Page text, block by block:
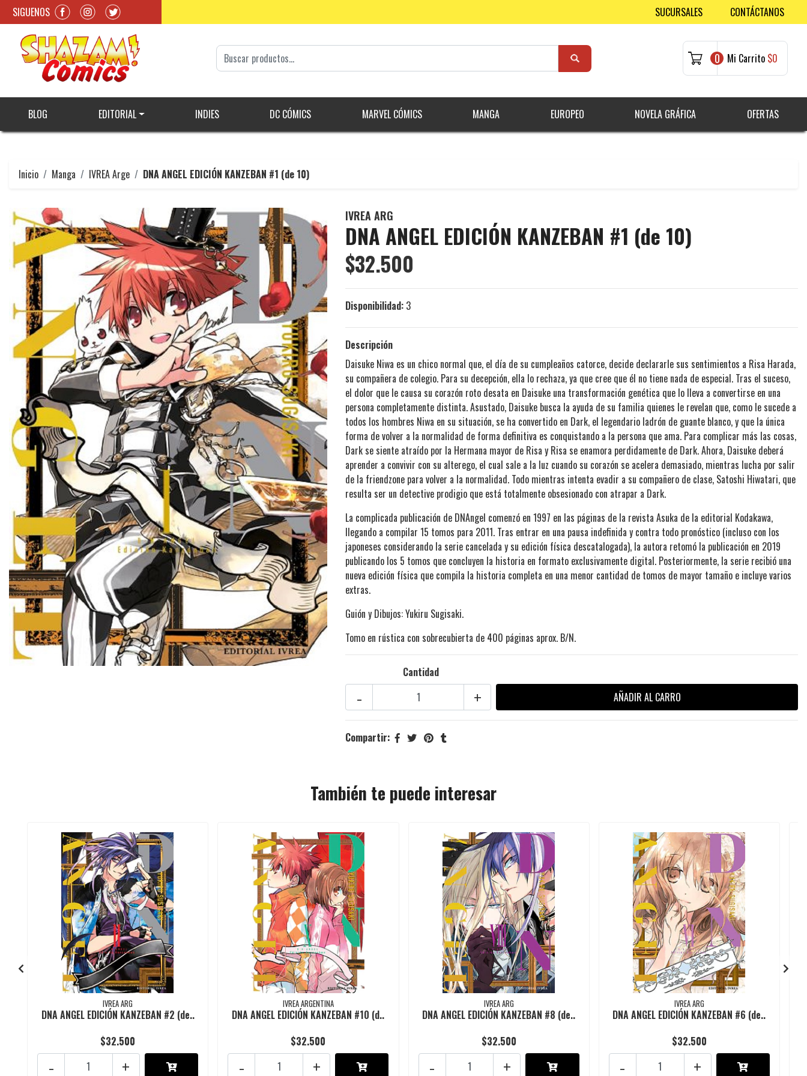
SIGUENOS SUCURSALES CONTÁCTANOS
0 Mi Carrito $0
BLOG EDITORIAL INDIES DC CÓMICS MARVEL CÓMICS MANGA EUROPEO NOVELA GRÁFICA OFERTAS
Inicio Manga IVREA Arge DNA ANGEL EDICIÓN KANZEBAN #1 (de 10)
IVREA ARG
DNA ANGEL EDICIÓN KANZEBAN #1 (de 10)
$32.500
Disponibilidad: 3
Descripción
Daisuke Niwa es un chico normal que, el día de su cumpleaños catorce, decide declararle sus sentimientos a Risa Harada,
su compañera de colegio. Para su decepción, ella lo rechaza, ya que cree que él no tiene nada de especial. Tras el suceso,
el dolor que le causa su corazón roto desata en Daisuke una transformación genética que lo lleva a convertirse en una
persona completamente distinta. Asustado, Daisuke busca la ayuda de su familia quienes le revelan que, como le sucede a
todos los hombres Niwa en su situación, se ha convertido en Dark, el legendario ladrón de guante blanco, y que la única
forma de volver a la normalidad de forma definitiva es conquistando a la persona que ama. Para complicar más las cosas,
Dark se siente atraído por la Hermana mayor de Risa y Risa se enamora perdidamente de Dark. Ahora, Daisuke deberá
aprender a convivir con su alterego, el cual sale a la luz cuando su corazón se acelera demasiado, mientras lucha por salir
de la friendzone para volver a la normalidad. Todo mientras intenta evadir a su compañero de clase, Satoshi Hiwatari, que
resulta ser un detective prodigio que está totalmente obsesionado con atrapar a Dark.
La complicada publicación de DNAngel comenzó en 1997 en las páginas de la revista Asuka de la editorial Kodakawa,
llegando a compilar 15 tomos para 2011. Tras entrar en una pausa indefinida y contra todo pronóstico (incluso con los
japoneses considerando la serie cancelada y su edición física descatalogada), la autora retomó la publicación en 2019
publicando los 5 tomos que concluyen la historia en formato exclusivamente digital. Posteriormente, la serie recibió una
nueva edición física que compila la historia completa en una menor cantidad de tomos de mayor tamaño e incluye varios
extras.
Guión y Dibujos: Yukiru Sugisaki.
Tomo en rústica con sobrecubierta de 400 páginas aprox. B/N.
Cantidad
+
-
Compartir:
También te puede interesar
IVREA ARG
DNA ANGEL EDICIÓN KANZEBAN #2 (de..
$32.500
+
-
IVREA ARGENTINA
DNA ANGEL EDICIÓN KANZEBAN #10 (d..
$32.500
+
-
IVREA ARG
DNA ANGEL EDICIÓN KANZEBAN #8 (de..
$32.500
+
-
IVREA ARG
DNA ANGEL EDICIÓN KANZEBAN #6 (de..
$32.500
+
-